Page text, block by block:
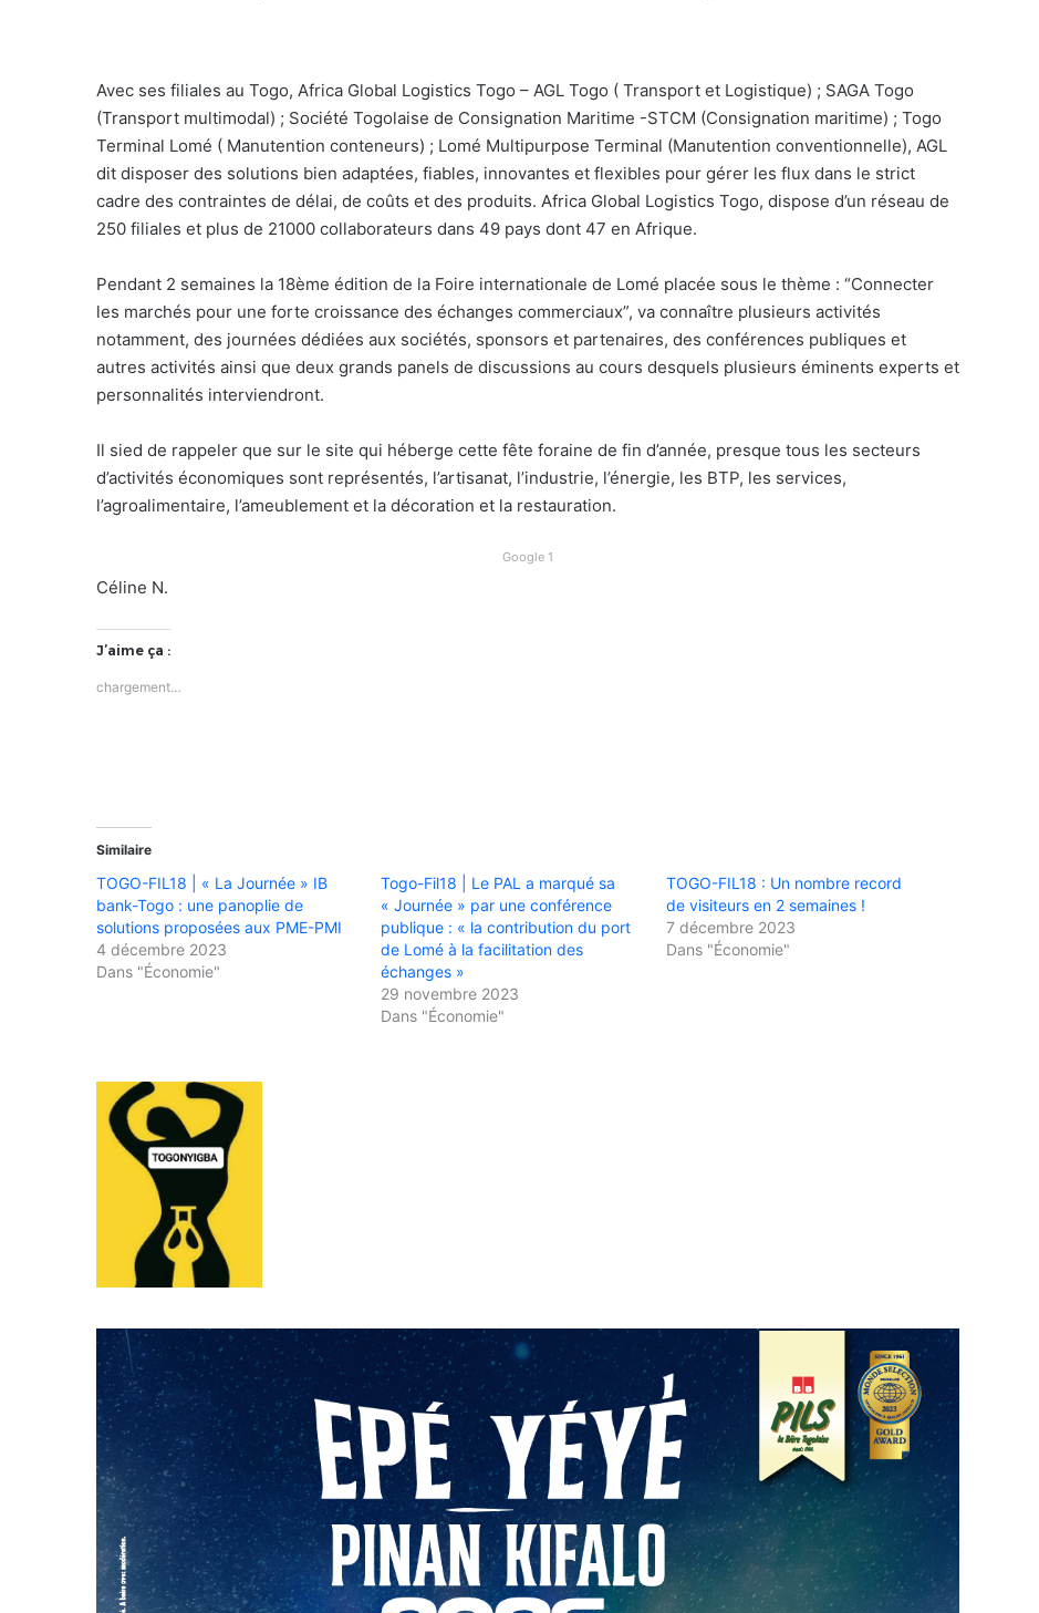
Avec ses filiales au Togo, Africa Global Logistics Togo – AGL Togo ( Transport et Logistique) ; SAGA Togo
(Transport multimodal) ; Société Togolaise de Consignation Maritime -STCM (Consignation maritime) ; Togo
Terminal Lomé ( Manutention conteneurs) ; Lomé Multipurpose Terminal (Manutention conventionnelle), AGL
dit disposer des solutions bien adaptées, fiables, innovantes et flexibles pour gérer les flux dans le strict
cadre des contraintes de délai, de coûts et des produits. Africa Global Logistics Togo, dispose d’un réseau de
250 filiales et plus de 21000 collaborateurs dans 49 pays dont 47 en Afrique.
Pendant 2 semaines la 18ème édition de la Foire internationale de Lomé placée sous le thème : “Connecter
les marchés pour une forte croissance des échanges commerciaux”, va connaître plusieurs activités
notamment, des journées dédiées aux sociétés, sponsors et partenaires, des conférences publiques et
autres activités ainsi que deux grands panels de discussions au cours desquels plusieurs éminents experts et
personnalités interviendront.
Il sied de rappeler que sur le site qui héberge cette fête foraine de fin d’année, presque tous les secteurs
d’activités économiques sont représentés, l’artisanat, l’industrie, l’énergie, les BTP, les services,
l’agroalimentaire, l’ameublement et la décoration et la restauration.
Google 1
Céline N.
J’aime ça :
chargement…
Similaire
TOGO-FIL18 | « La Journée » IB
bank-Togo : une panoplie de
solutions proposées aux PME-PMI
4 décembre 2023
Dans "Économie"
Togo-Fil18 | Le PAL a marqué sa
« Journée » par une conférence
publique : « la contribution du port
de Lomé à la facilitation des
échanges »
29 novembre 2023
Dans "Économie"
TOGO-FIL18 : Un nombre record
de visiteurs en 2 semaines !
7 décembre 2023
Dans "Économie"